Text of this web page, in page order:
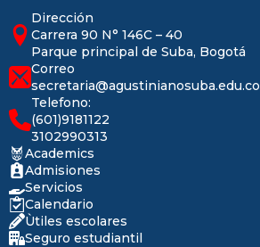
Dirección
Carrera 90 N° 146C – 40
Parque principal de Suba, Bogotá
Correo
secretaria@agustinianosuba.edu.co
Telefono:
(601)9181122
3102990313
Academics
Admisiones
Servicios
Calendario
Ùtiles escolares
Seguro estudiantil